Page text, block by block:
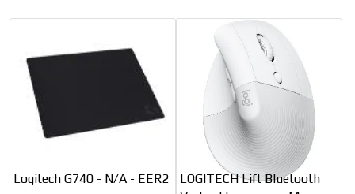
Logitech G740 - N/A - EER2
LOGITECH Lift Bluetooth